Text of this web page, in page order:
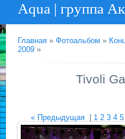
Aqua | группа
Главная » Фотоальбом »
2009 »
Tivoli
« Предыдущая 1 2 3 4 5